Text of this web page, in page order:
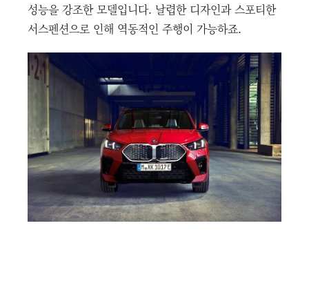
성능을 강조한 모델입니다. 날렵한 디자인과 스포티한
서스펜션으로 인해 역동적인 주행이 가능하죠.